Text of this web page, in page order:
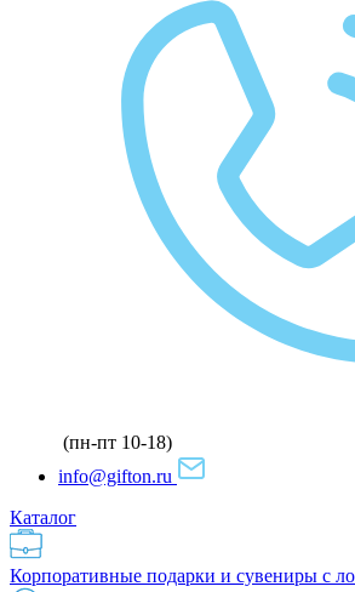
(пн-пт 10-18)
info@gifton.ru
Каталог
Корпоративные подарки и сувениры с